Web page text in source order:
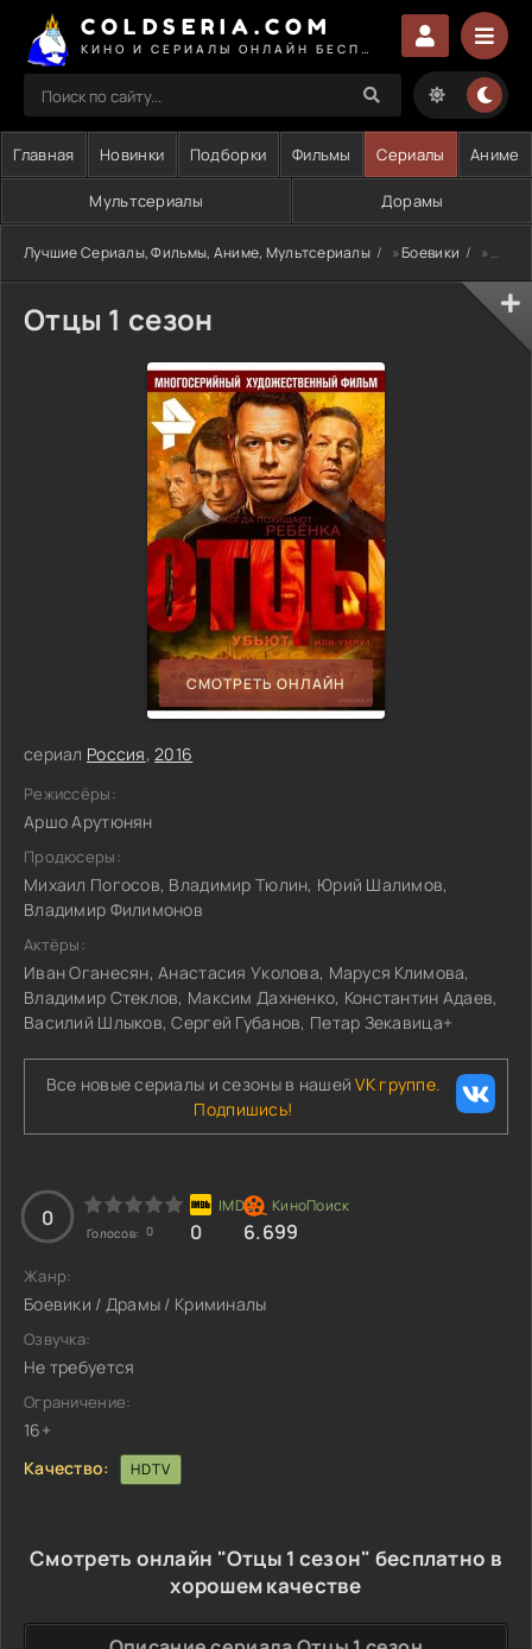
COLDSERIA.COM
Главная Новинки Подборки Фильмы Сериалы Аниме
Мультсериалы Дорамы
Лучшие Сериалы, Фильмы, Аниме, Мультсериалы »Боевики » Отцы 1 сезон
Отцы 1 сезон
СМОТРЕТЬ ОНЛАЙН
сериал Россия,2016
Режиссёры:
Аршо Арутюнян
Продюсеры:
Михаил Погосов, Владимир Тюлин, Юрий Шалимов,
Владимир Филимонов
Актёры:
Иван Оганесян, Анастасия Уколова, Маруся Климова,
Владимир Стеклов, Максим Дахненко, Константин Адаев,
Василий Шлыков, Сергей Губанов, Петар Зекавица+
Все новые сериалы и сезоны в нашейVK группе.
Подпишись!
0
Голосов: 0 0 6.699
Жанр:
Боевики / Драмы / Криминалы
Озвучка:
Не требуется
Ограничение:
16+
Качество:
HDTV
Смотреть онлайн "Отцы 1 сезон" бесплатно в
хорошем качестве